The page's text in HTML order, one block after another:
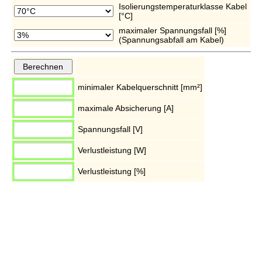
Isolierungstemperaturklasse Kabel
[°C]
maximaler Spannungsfall [%]
(Spannungsabfall am Kabel)
minimaler Kabelquerschnitt [mm²]
maximale Absicherung [A]
Spannungsfall [V]
Verlustleistung [W]
Verlustleistung [%]